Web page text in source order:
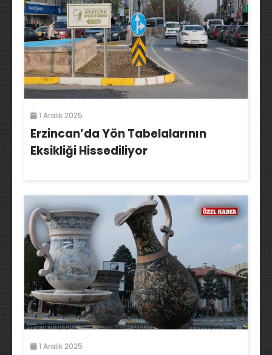
1 Aralık 2025
Erzincan’da Yön Tabelalarının
Eksikliği Hissediliyor
1 Aralık 2025